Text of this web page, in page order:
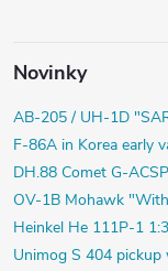
Novinky
AB-205 / UH-1D
F-86A in Korea early
DH.88 Comet G-
OV-1B Mohawk
Heinkel He 111P-1
Unimog S 404